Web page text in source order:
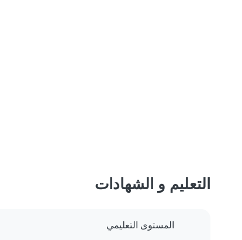
التعليم و الشهادات
المستوى التعليمي